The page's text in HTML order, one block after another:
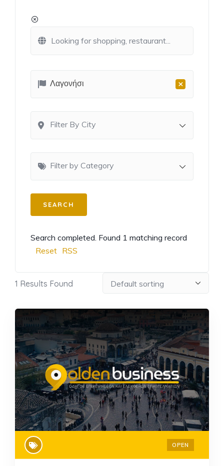
×
Λαγονήσι
Filter By City
Filter by Category
Search completed. Found 1 matching record
Reset RSS
1 Results Found
OPEN